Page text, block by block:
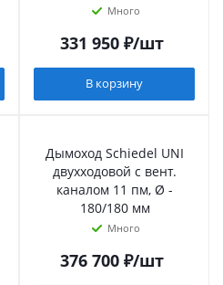
Много
331 950₽/шт
В корзину
Дымоход Schiedel UNI
двухходовой с вент.
каналом 11 пм, Ø -
180/180 мм
Много
376 700₽/шт